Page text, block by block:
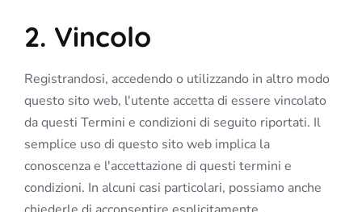
2. Vincolo
Registrandosi, accedendo o utilizzando in altro modo
questo sito web, l'utente accetta di essere vincolato
da questi Termini e condizioni di seguito riportati. Il
semplice uso di questo sito web implica la
conoscenza e l'accettazione di questi termini e
condizioni. In alcuni casi particolari, possiamo anche